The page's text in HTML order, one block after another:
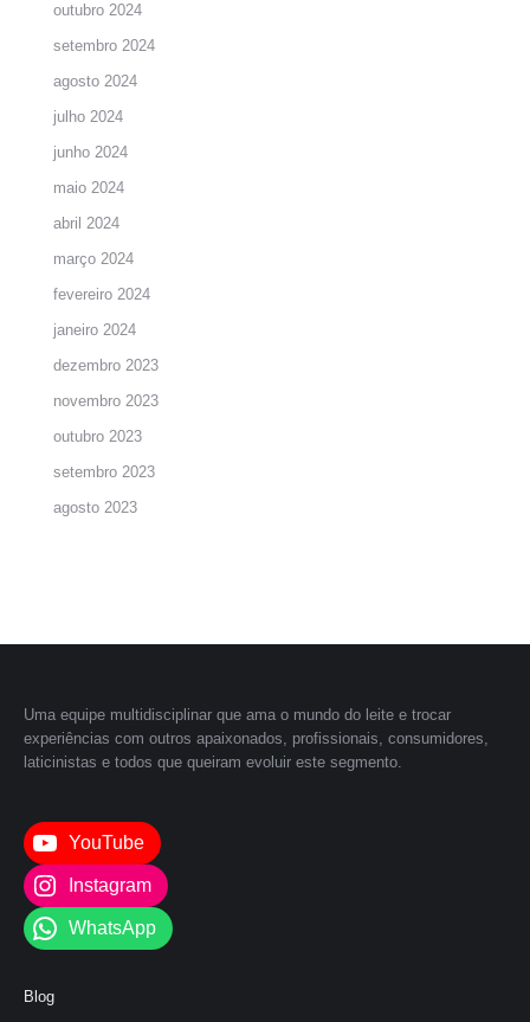
outubro 2024
setembro 2024
agosto 2024
julho 2024
junho 2024
maio 2024
abril 2024
março 2024
fevereiro 2024
janeiro 2024
dezembro 2023
novembro 2023
outubro 2023
setembro 2023
agosto 2023
Uma equipe multidisciplinar que ama o mundo do leite e trocar
experiências com outros apaixonados, profissionais, consumidores,
laticinistas e todos que queiram evoluir este segmento.
YouTube
Instagram
WhatsApp
Blog